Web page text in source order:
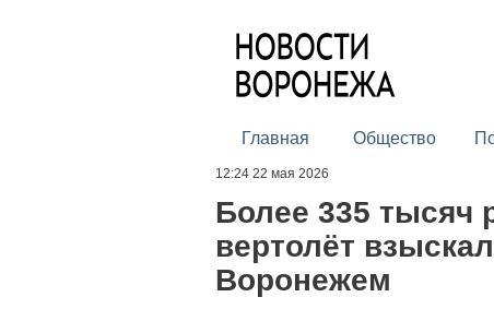
Главная Общество
12:24 22 мая 2026
Более 335 тысяч
вертолёт
Воронежем